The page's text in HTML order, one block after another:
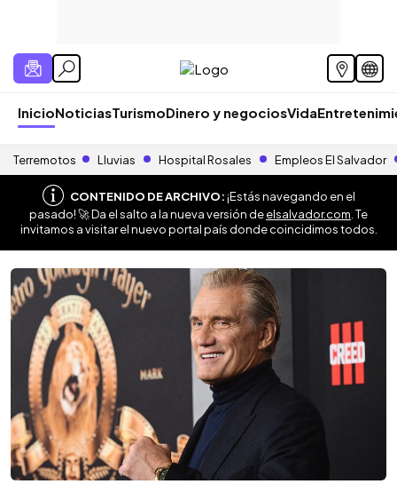
InicioNoticiasTurismoDinero y negociosVida
Terremotos Lluvias Hospital Rosales Empleos El Salvador
CONTENIDO DE ARCHIVO:¡Estás navegando en el
pasado! 🚀 Da el salto a la nueva versión deelsalvador.com . Te
invitamos a visitar el nuevo portal país donde coincidimos todos.